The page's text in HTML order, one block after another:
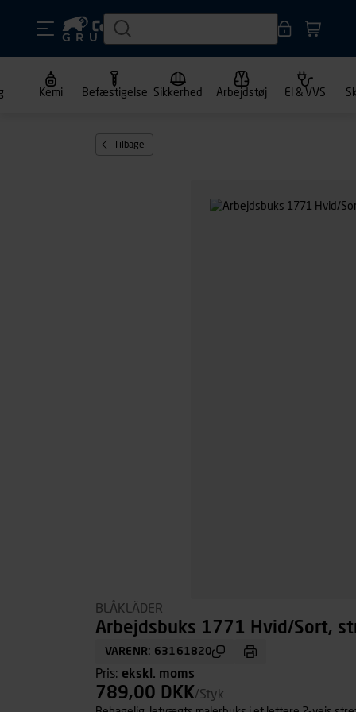
Kemi Befæstigelse Sikkerhed Arbejdstøj El & VVS
Tilbage
BLÅKLÄDER
Arbejdsbuks 1771 Hvid/Sort,
VARENR: 63161820
Pris: ekskl. moms
789,00 DKK/Styk